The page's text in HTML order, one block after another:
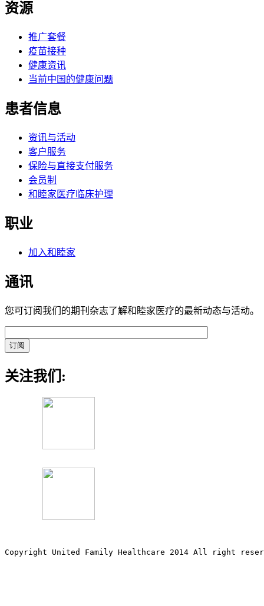
资源
推广套餐
疫苗接种
健康资讯
当前中国的健康问题
患者信息
资讯与活动
客户服务
保险与直接支付服务
会员制
和睦家医疗临床护理
职业
加入和睦家
通讯
您可订阅我们的期刊杂志了解和睦家医疗的最新动态与活动。
关注我们:
Copyright United Family Healthcare 2014 All right